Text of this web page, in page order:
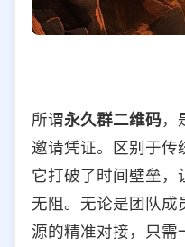
所谓永久群二维码，
邀请凭证。区别于传
它打破了时间壁垒，
无阻。无论是团队成
源的精准对接，只需